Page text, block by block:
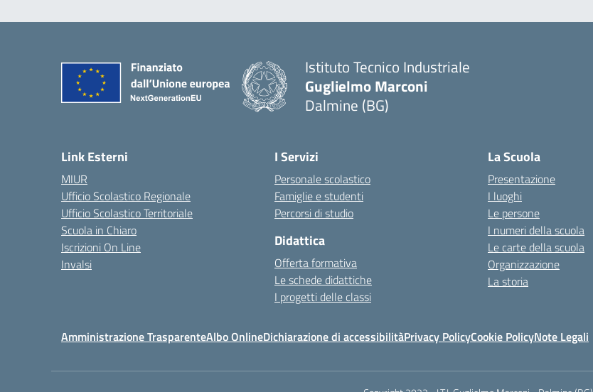
Istituto Tecnico Industriale
Guglielmo Marconi
Dalmine (BG)
Link Esterni
MIUR
Ufficio Scolastico Regionale
Ufficio Scolastico Territoriale
Scuola in Chiaro
Iscrizioni On Line
Invalsi
I Servizi
Personale scolastico
Famiglie e studenti
Percorsi di studio
Didattica
Offerta formativa
Le schede didattiche
I progetti delle classi
La Scuola
Presentazione
I luoghi
Le persone
I numeri della scuola
Le carte della scuola
Organizzazione
La storia
Amministrazione TrasparenteAlbo OnlineDichiarazione di accessibilitàPrivacy PolicyCookie PolicyNote Legali